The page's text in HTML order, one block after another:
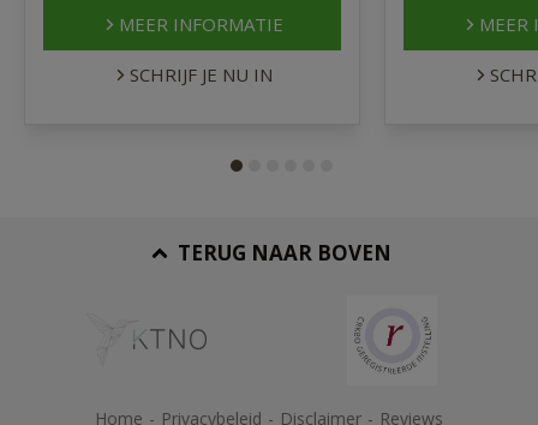
MEER INFORMATIE
SCHRIJF JE NU IN
MEER
TERUG NAAR BOVEN
Home - Privacybeleid - Disclaimer - Reviews